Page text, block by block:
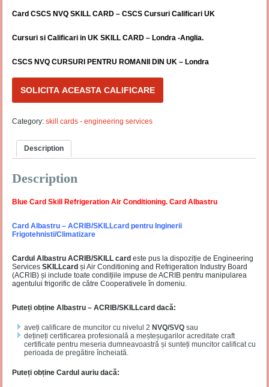
Card CSCS NVQ SKILL CARD – CSCS Cursuri Calificari UK
Cursuri si Calificari in UK SKILL CARD – Londra -Anglia.
CSCS NVQ CURSURI PENTRU ROMANII DIN UK – Londra
SOLICITA ACEASTA CALIFICARE
Category:skill cards - engineering services
Description
Description
Blue Card Skill Refrigeration Air Conditioning. Card Albastru
Card Albastru – ACRIB/SKILLcard pentru Inginerii
Frigotehnisti/Climatizare
Cardul Albastru ACRIB/SKILL card este pus la dispoziție de Engineering
ServicesSKILLcard și Air Conditioning and Refrigeration Industry Board
(ACRIB) și include toate condițiile impuse de ACRIB pentru manipularea
agentului frigorific de către Cooperativele în domeniu.
Puteți obține Albastru – ACRIB/SKILLcard dacă:
aveți calificare de muncitor cu nivelul 2NVQ/SVQ sau
dețineți certificarea profesională a meșteșugarilor acreditate craft
certificate pentru meseria dumneavoastră și sunteți muncitor calificat cu
perioada de pregătire încheiată.
Puteți obține Cardul auriu dacă: